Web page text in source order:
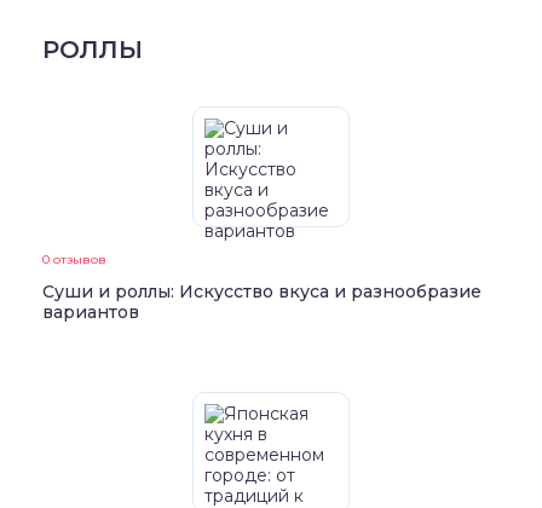
РОЛЛЫ
0 отзывов
Суши и роллы: Искусство вкуса и разнообразие
вариантов